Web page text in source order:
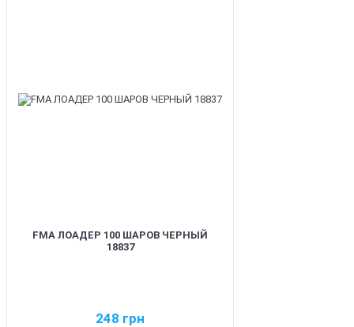
FMA ЛОАДЕР 100 ШАРОВ ЧЕРНЫЙ
18837
248 грн